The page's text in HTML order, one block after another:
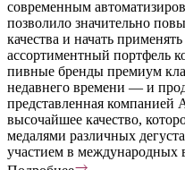
современным
позволило значительно
качества и начать
ассортиментный портфель
пивные бренды премиум
недавнего времени — и
представленная
высочайшее качество,
медалями различных
участием в международных